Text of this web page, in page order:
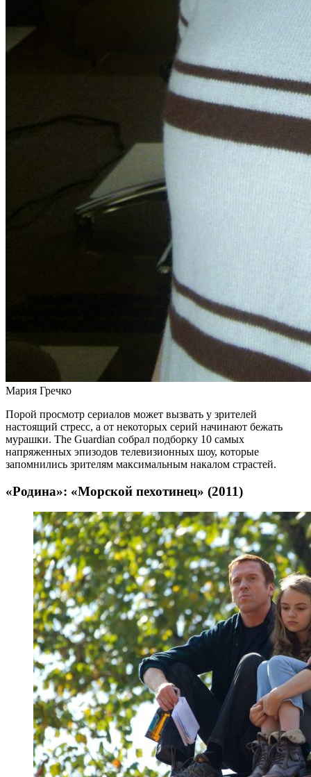
Мария Гречко
Порой просмотр сериалов может вызвать у зрителей
настоящий стресс, а от некоторых серий начинают бежать
мурашки. The Guardian собрал подборку 10 самых
напряженных эпизодов телевизионных шоу, которые
запомнились зрителям максимальным накалом страстей.
«Родина»: «Морской пехотинец» (2011)